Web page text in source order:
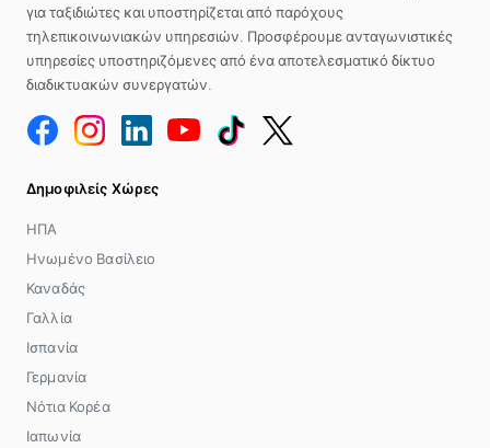
για ταξιδιώτες και υποστηρίζεται από παρόχους
τηλεπικοινωνιακών υπηρεσιών. Προσφέρουμε ανταγωνιστικές
υπηρεσίες υποστηριζόμενες από ένα αποτελεσματικό δίκτυο
διαδικτυακών συνεργατών.
Δημοφιλείς Χώρες
ΗΠΑ
Ηνωμένο Βασίλειο
Καναδάς
Γαλλία
Ισπανία
Γερμανία
Νότια Κορέα
Ιαπωνία